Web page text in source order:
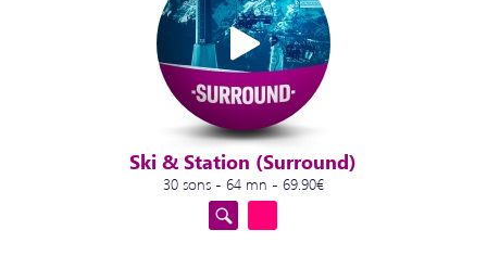
Ski & Station (Surround)
30 sons - 64 mn - 69.90€